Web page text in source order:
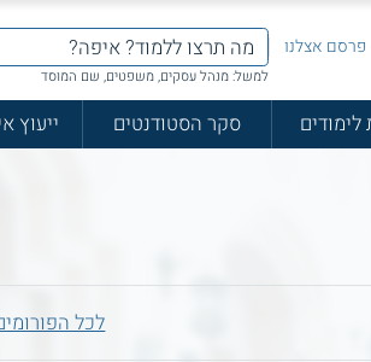
פרסם אצלנו
למשל: מנהל עסקים, משפטים, שם המוסד
סקר הסטודנטים ייעוץ
לכל